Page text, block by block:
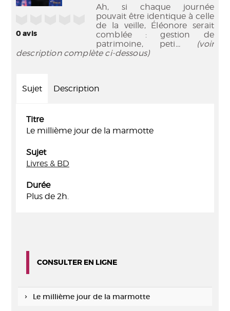
0avis
Ah, si chaque journée
pouvait être identique à celle
de la veille, Éléonore serait
comblée : gestion de
patrimoine, peti... (voir
description complète ci-dessous)
Sujet Description
Titre
Le millième jour de la marmotte
Sujet
Livres & BD
Durée
Plus de 2h.
CONSULTER EN LIGNE
Le millième jour de la marmotte